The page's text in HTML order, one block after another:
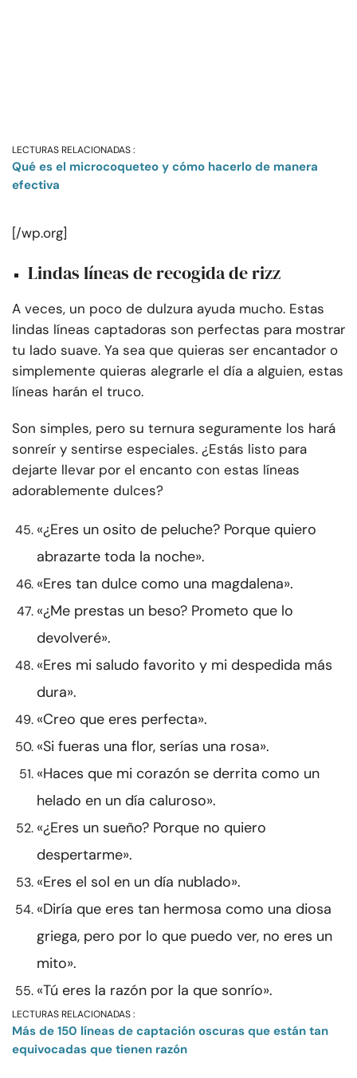
LECTURAS RELACIONADAS :
Qué es el microcoqueteo y cómo hacerlo de manera
efectiva
[/wp.org]
Lindas líneas de recogida de rizz
A veces, un poco de dulzura ayuda mucho. Estas
lindas líneas captadoras son perfectas para mostrar
tu lado suave. Ya sea que quieras ser encantador o
simplemente quieras alegrarle el día a alguien, estas
líneas harán el truco.
Son simples, pero su ternura seguramente los hará
sonreír y sentirse especiales. ¿Estás listo para
dejarte llevar por el encanto con estas líneas
adorablemente dulces?
«¿Eres un osito de peluche? Porque quiero
abrazarte toda la noche».
«Eres tan dulce como una magdalena».
«¿Me prestas un beso? Prometo que lo
devolveré».
«Eres mi saludo favorito y mi despedida más
dura».
«Creo que eres perfecta».
«Si fueras una flor, serías una rosa».
«Haces que mi corazón se derrita como un
helado en un día caluroso».
«¿Eres un sueño? Porque no quiero
despertarme».
«Eres el sol en un día nublado».
«Diría que eres tan hermosa como una diosa
griega, pero por lo que puedo ver, no eres un
mito».
«Tú eres la razón por la que sonrío».
LECTURAS RELACIONADAS :
Más de 150 líneas de captación oscuras que están tan
equivocadas que tienen razón